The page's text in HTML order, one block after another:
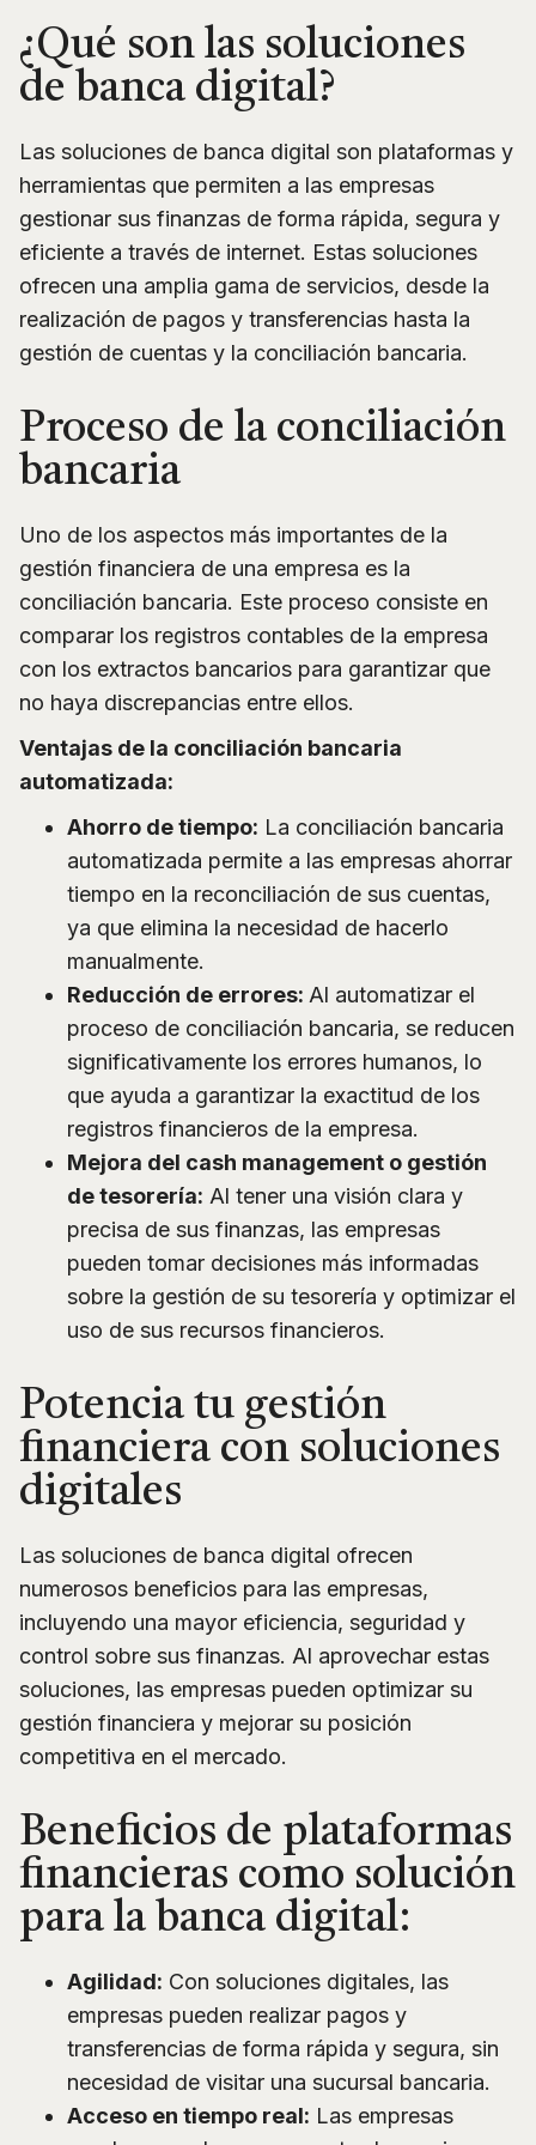
¿Qué son las soluciones
de banca digital?
Las soluciones de banca digital son plataformas y
herramientas que permiten a las empresas
gestionar sus finanzas de forma rápida, segura y
eficiente a través de internet. Estas soluciones
ofrecen una amplia gama de servicios, desde la
realización de pagos y transferencias hasta la
gestión de cuentas y la conciliación bancaria.
Proceso de la conciliación
bancaria
Uno de los aspectos más importantes de la
gestión financiera de una empresa es la
conciliación bancaria. Este proceso consiste en
comparar los registros contables de la empresa
con los extractos bancarios para garantizar que
no haya discrepancias entre ellos.
Ventajas de la conciliación bancaria
automatizada:
Ahorro de tiempo: La conciliación bancaria
automatizada permite a las empresas ahorrar
tiempo en la reconciliación de sus cuentas,
ya que elimina la necesidad de hacerlo
manualmente.
Reducción de errores: Al automatizar el
proceso de conciliación bancaria, se reducen
significativamente los errores humanos, lo
que ayuda a garantizar la exactitud de los
registros financieros de la empresa.
Mejora del cash management o gestión
de tesorería: Al tener una visión clara y
precisa de sus finanzas, las empresas
pueden tomar decisiones más informadas
sobre la gestión de su tesorería y optimizar el
uso de sus recursos financieros.
Potencia tu gestión
financiera con soluciones
digitales
Las soluciones de banca digital ofrecen
numerosos beneficios para las empresas,
incluyendo una mayor eficiencia, seguridad y
control sobre sus finanzas. Al aprovechar estas
soluciones, las empresas pueden optimizar su
gestión financiera y mejorar su posición
competitiva en el mercado.
Beneficios de plataformas
financieras como solución
para la banca digital:
Agilidad: Con soluciones digitales, las
empresas pueden realizar pagos y
transferencias de forma rápida y segura, sin
necesidad de visitar una sucursal bancaria.
Acceso en tiempo real: Las empresas